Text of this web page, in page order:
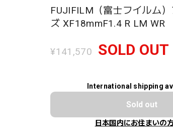
FUJIFILM（富士フイルム
ズ XF18mmF1.4 R LM WR
¥141,570 SOLD OUT
International shipping
Sold out
日本国内にお住まいの